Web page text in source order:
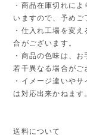
・商品在庫切れに
いますので、予めご
・仕入れ工場を変
合がございます。
・商品の色味は、
若干異なる場合がご
・イメージ違いや
は対応出来かねます
送料について